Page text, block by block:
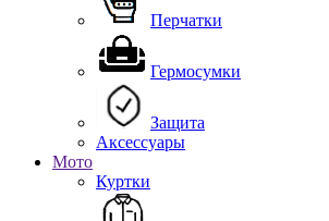
Перчатки
Гермосумки
Защита
Аксессуары
Мото
Куртки